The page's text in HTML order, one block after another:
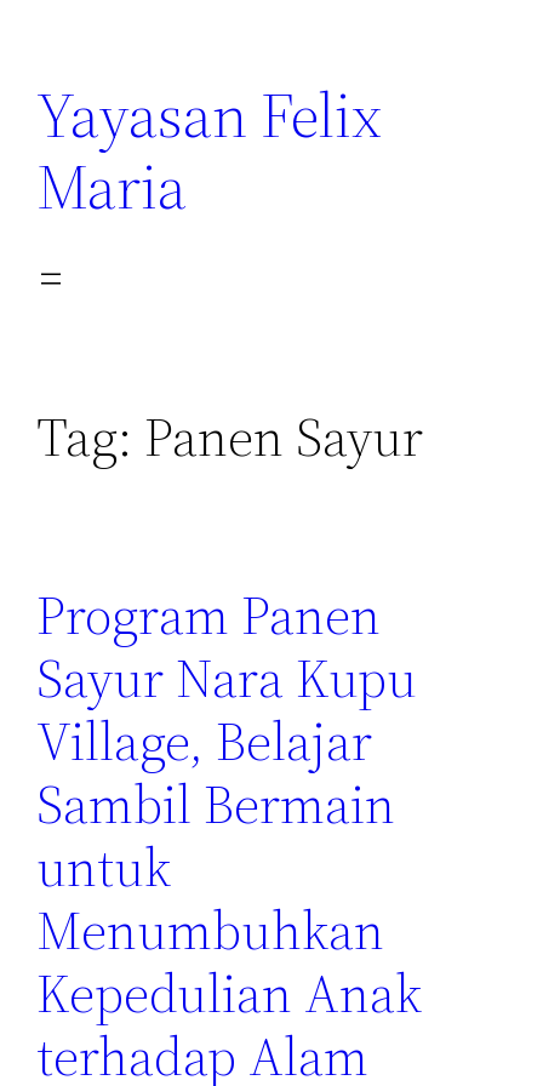
Yayasan Felix
Maria
Tag: Panen Sayur
Program Panen
Sayur Nara Kupu
Village, Belajar
Sambil Bermain
untuk
Menumbuhkan
Kepedulian Anak
terhadap Alam